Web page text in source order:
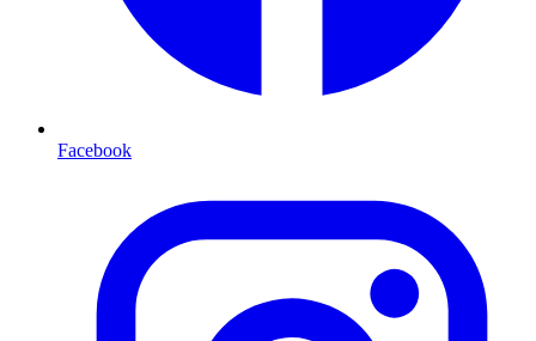
Facebook